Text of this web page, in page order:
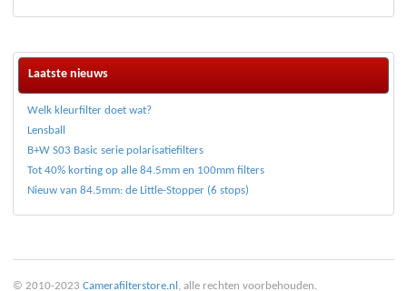
Laatste nieuws
Welk kleurfilter doet wat?
Lensball
B+W S03 Basic serie polarisatiefilters
Tot 40% korting op alle 84.5mm en 100mm filters
Nieuw van 84.5mm: de Little-Stopper (6 stops)
© 2010-2023 Camerafilterstore.nl , alle rechten voorbehouden.